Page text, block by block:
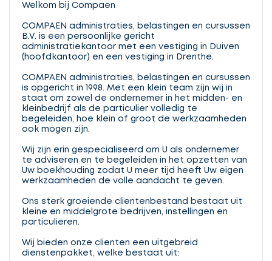
Welkom bij Compaen
COMPAEN administraties, belastingen en cursussen
B.V. is een persoonlijke gericht
administratiekantoor met een vestiging in Duiven
(hoofdkantoor) en een vestiging in Drenthe.
COMPAEN administraties, belastingen en cursussen
is opgericht in 1998. Met een klein team zijn wij in
staat om zowel de ondernemer in het midden- en
kleinbedrijf als de particulier volledig te
begeleiden, hoe klein of groot de werkzaamheden
ook mogen zijn.
Wij zijn erin gespecialiseerd om U als ondernemer
te adviseren en te begeleiden in het opzetten van
Uw boekhouding zodat U meer tijd heeft Uw eigen
werkzaamheden de volle aandacht te geven.
Ons sterk groeiende clientenbestand bestaat uit
kleine en middelgrote bedrijven, instellingen en
particulieren.
Wij bieden onze clienten een uitgebreid
dienstenpakket, welke bestaat uit: